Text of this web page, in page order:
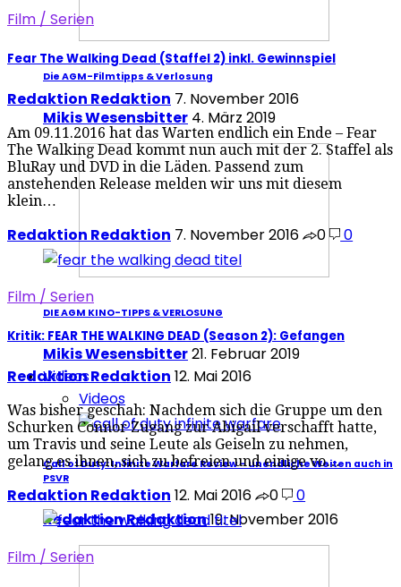
Die AGM-Filmtipps & Verlosung
Mikis Wesensbitter 4. März 2019
DIE AGM KINO-TIPPS & VERLOSUNG
Mikis Wesensbitter21. Februar 2019
Videos
Videos
Call of Duty: Infinite Warfare Review – unendliche Weiten auch in
PSVR
Redaktion Redaktion19. November 2016
Film / Serien
Fear The Walking Dead (Staffel 2) inkl. Gewinnspiel
Redaktion Redaktion 7. November 2016
Am 09.11.2016 hat das Warten endlich ein Ende – Fear
The Walking Dead kommt nun auch mit der 2. Staffel als
BluRay und DVD in die Läden. Passend zum
anstehenden Release melden wir uns mit diesem
klein…
Redaktion Redaktion 7. November 2016 0 0
Film / Serien
Kritik: FEAR THE WALKING DEAD (Season 2): Gefangen
Redaktion Redaktion 12. Mai 2016
Was bisher geschah: Nachdem sich die Gruppe um den
Schurken Connor Zugang zur Abigail verschafft hatte,
um Travis und seine Leute als Geiseln zu nehmen,
gelang es ihnen, sich zu befreien und einige vo…
Redaktion Redaktion 12. Mai 2016 0 0
Film / Serien